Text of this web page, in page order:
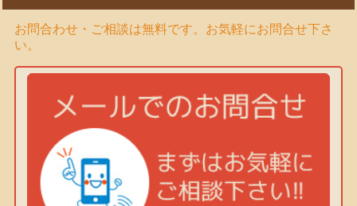
お問合わせ・ご相談は無料です。お気軽にお問合せ下さ
い。